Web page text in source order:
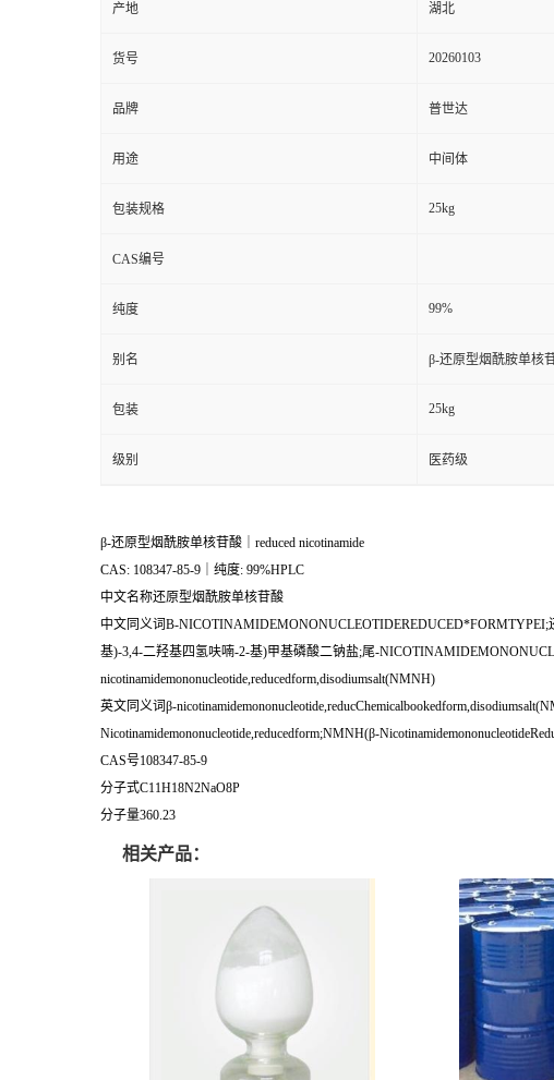
产地 湖北
货号 20260103
品牌 普世达
用途 中间体
包装规格 25kg
CAS编号
纯度 99%
别名 β-还原型烟酰胺单核
包装 25kg
级别 医药级
β-还原型烟酰胺单核苷酸｜reduced nicotinamide
CAS: 108347-85-9｜纯度: 99%HPLC
中文名称还原型烟酰胺单核苷酸
中文同义词B-
基)-3,4-二羟基四氢呋喃-2-基)甲基磷酸二钠盐;尾-
nicotinamidemononucleotide,reducedform,disodiumsalt(NMNH)
英文同义词β-
Nicotinamidemononucleotide,reducedform;NMNH(β-
CAS号108347-85-9
分子式C11H18N2NaO8P
分子量360.23
相关产品：